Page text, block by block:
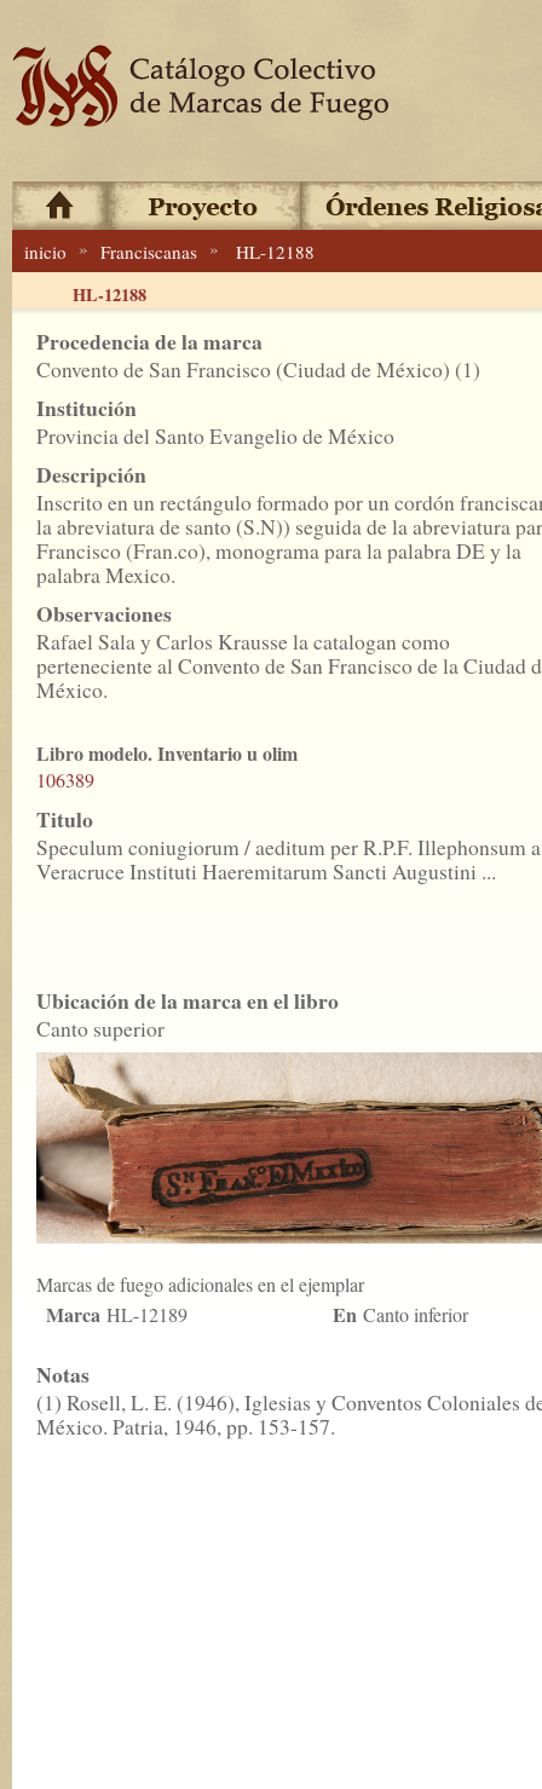
inicio » Franciscanas » HL-12188
HL-12188
Procedencia de la marca
Convento de San Francisco (Ciudad de México) (1)
Institución
Provincia del Santo Evangelio de México
Descripción
Inscrito en un rectángulo formado por un cordón
la abreviatura de santo (S.N)) seguida de la abreviatura
Francisco (Fran.co), monograma para la palabra DE y la
palabra Mexico.
Observaciones
Rafael Sala y Carlos Krausse la catalogan como
perteneciente al Convento de San Francisco de la Ciudad
México.
Libro modelo. Inventario u olim
106389
Titulo
Speculum coniugiorum / aeditum per R.P.F. Illephonsum a
Veracruce Instituti Haeremitarum Sancti Augustini ...
Ubicación de la marca en el libro
Canto superior
Marcas de fuego adicionales en el ejemplar
Marca HL-12189 En Canto inferior
Notas
(1) Rosell, L. E. (1946), Iglesias y Conventos Coloniales
México. Patria, 1946, pp. 153-157.